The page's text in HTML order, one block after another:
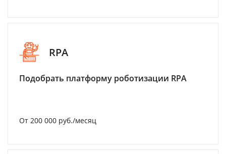
RPA
Подобрать платформу роботизации RPA
От 200 000 руб./месяц